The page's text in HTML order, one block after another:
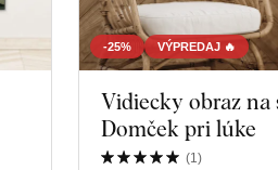
Motorky
Vzdelávanie
Spiritualita
-25% VÝPREDAJ 🔥
Vidiecky obraz na
Domček pri lúke
(1 )